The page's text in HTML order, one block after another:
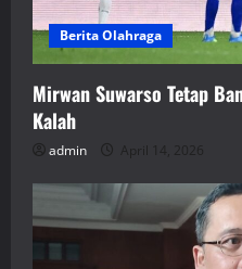
Berita Olahraga
Mirwan Suwarso Tetap
Kalah
admin April 14, 2026